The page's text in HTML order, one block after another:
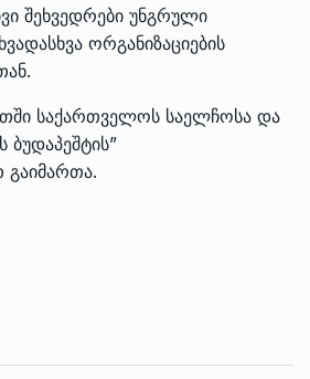
შეხვედრები უნგრული
ორგანიზაციების
საქართველოს საელჩოსა და
ბუდაპეშტის”